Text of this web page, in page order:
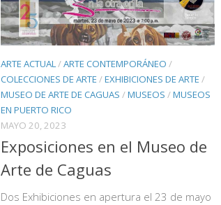
ARTE ACTUAL /ARTE CONTEMPORÁNEO /
COLECCIONES DE ARTE /EXHIBICIONES DE ARTE /
MUSEO DE ARTE DE CAGUAS /MUSEOS /MUSEOS
EN PUERTO RICO
MAYO 20, 2023
Exposiciones en el Museo de
Arte de Caguas
Dos Exhibiciones en apertura el 23 de mayo